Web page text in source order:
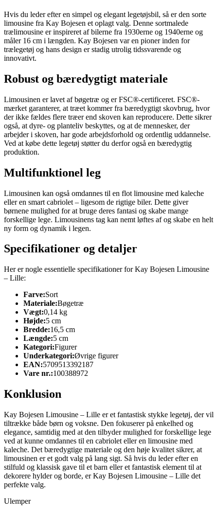
Hvis du leder efter en simpel og elegant legetøjsbil, så er den sorte
limousine fra Kay Bojesen et oplagt valg. Denne sortmalede
trælimousine er inspireret af bilerne fra 1930erne og 1940erne og
måler 16 cm i længden. Kay Bojesen var en pioner inden for
trælegetøj og hans design er stadig utrolig tidssvarende og
innovativt.
Robust og bæredygtigt materiale
Limousinen er lavet af bøgetræ og er FSC®-certificeret. FSC®-
mærket garanterer, at træet kommer fra bæredygtigt skovbrug, hvor
der ikke fældes flere træer end skoven kan reproducere. Dette sikrer
også, at dyre- og planteliv beskyttes, og at de mennesker, der
arbejder i skoven, har gode arbejdsforhold og ordentlig uddannelse.
Ved at købe dette legetøj støtter du derfor også en bæredygtig
produktion.
Multifunktionel leg
Limousinen kan også omdannes til en flot limousine med kaleche
eller en smart cabriolet – ligesom de rigtige biler. Dette giver
børnene mulighed for at bruge deres fantasi og skabe mange
forskellige lege. Limousinens tag kan nemt løftes af og skabe en helt
ny form og dynamik i legen.
Specifikationer og detaljer
Her er nogle essentielle specifikationer for Kay Bojesen Limousine
– Lille:
Farve:Sort
Materiale:Bøgetræ
Vægt:0,14 kg
Højde:5 cm
Bredde:16,5 cm
Længde:5 cm
Kategori:Figurer
Underkategori:Øvrige figurer
EAN:5709513392187
Vare nr.:100388972
Konklusion
Kay Bojesen Limousine – Lille er et fantastisk stykke legetøj, der vil
tiltrække både børn og voksne. Den fokuserer på enkelhed og
elegance, samtidig med at den tilbyder mulighed for forskellige lege
ved at kunne omdannes til en cabriolet eller en limousine med
kaleche. Det bæredygtige materiale og den høje kvalitet sikrer, at
limousinen er et godt valg på lang sigt. Så hvis du leder efter en
stilfuld og klassisk gave til et barn eller et fantastisk element til at
dekorere hylder og borde, er Kay Bojesen Limousine – Lille det
perfekte valg.
Ulemper